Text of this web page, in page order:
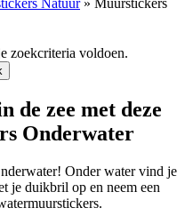
zoekcriteria voldoen.
de zee met deze
Onderwater
Onder water vind je
je duikbril op en neem een